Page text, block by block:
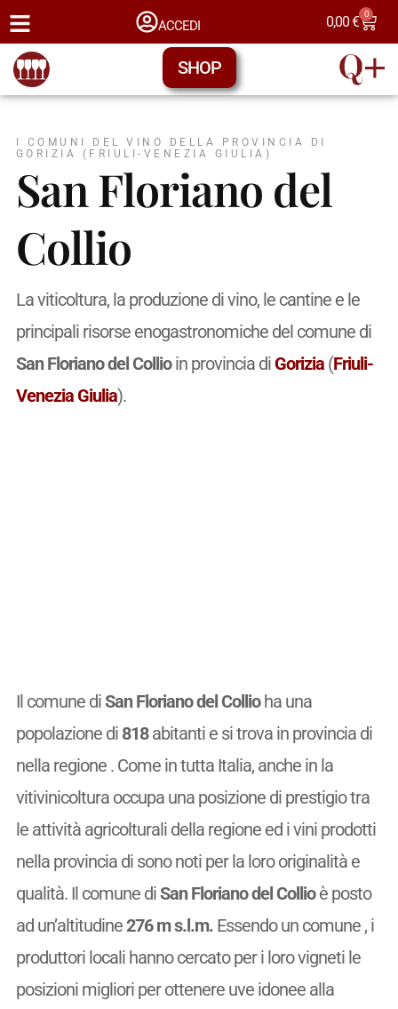
ACCEDI 0,00€ 0
SHOP
I COMUNI DEL VINO DELLA PROVINCIA DI
GORIZIA (FRIULI-VENEZIA GIULIA)
San Floriano del
Collio
La viticoltura, la produzione di vino, le cantine e le
principali risorse enogastronomiche del comune di
San Floriano del Collioin provincia di Gorizia(Friuli-
Venezia Giulia).
Il comune diSan Floriano del Collioha una
popolazione di 818abitanti e si trova in provincia di
nella regione . Come in tutta Italia, anche in la
vitivinicoltura occupa una posizione di prestigio tra
le attività agricolturali della regione ed i vini prodotti
nella provincia di sono noti per la loro originalità e
qualità. Il comune diSan Floriano del Collioè posto
ad un’altitudine276 m s.l.m.Essendo un comune , i
produttori locali hanno cercato per i loro vigneti le
posizioni migliori per ottenere uve idonee alla